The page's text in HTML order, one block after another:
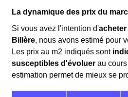
La dynamique des prix du
Si vous avez l'intention d'
Billère, nous avons estimé pour
Les prix au m2 indiqués sont
susceptibles d'évoluer au
estimation permet de mieux se